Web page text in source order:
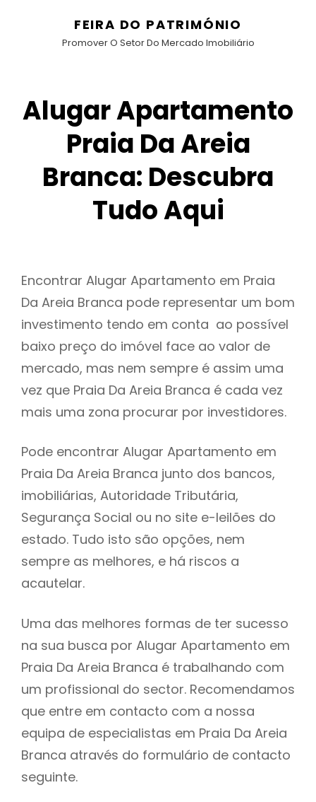
FEIRA DO PATRIMÓNIO
Promover O Setor Do Mercado Imobiliário
Alugar Apartamento
Praia Da Areia
Branca: Descubra
Tudo Aqui
Encontrar Alugar Apartamento em Praia
Da Areia Branca pode representar um bom
investimento tendo em conta ao possível
baixo preço do imóvel face ao valor de
mercado, mas nem sempre é assim uma
vez que Praia Da Areia Branca é cada vez
mais uma zona procurar por investidores.
Pode encontrar Alugar Apartamento em
Praia Da Areia Branca junto dos bancos,
imobiliárias, Autoridade Tributária,
Segurança Social ou no site e-leilões do
estado. Tudo isto são opções, nem
sempre as melhores, e há riscos a
acautelar.
Uma das melhores formas de ter sucesso
na sua busca por Alugar Apartamento em
Praia Da Areia Branca é trabalhando com
um profissional do sector. Recomendamos
que entre em contacto com a nossa
equipa de especialistas em Praia Da Areia
Branca através do formulário de contacto
seguinte.